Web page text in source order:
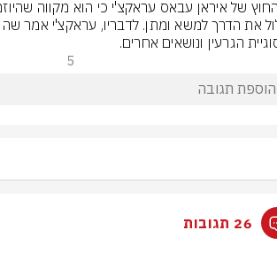
הגרעין ונושאים אחרים.
5
26 תגובות